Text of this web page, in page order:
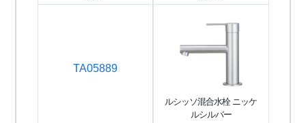
TA05889
ルシッソ混合水栓 ニッケ
ルシルバー